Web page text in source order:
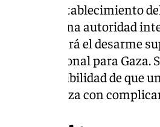
prevé el restablecimiento
Egipto y una autoridad
se planteará el desarme
provisional para Gaza.
la posibilidad de que
que amenaza con